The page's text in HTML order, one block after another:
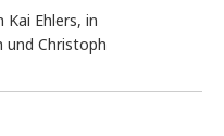
Ehlers, in
Christoph